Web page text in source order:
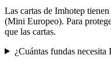
Las cartas de Imhotep
(Mini Europeo). Para
que las cartas.
¿Cuántas fundas necesita